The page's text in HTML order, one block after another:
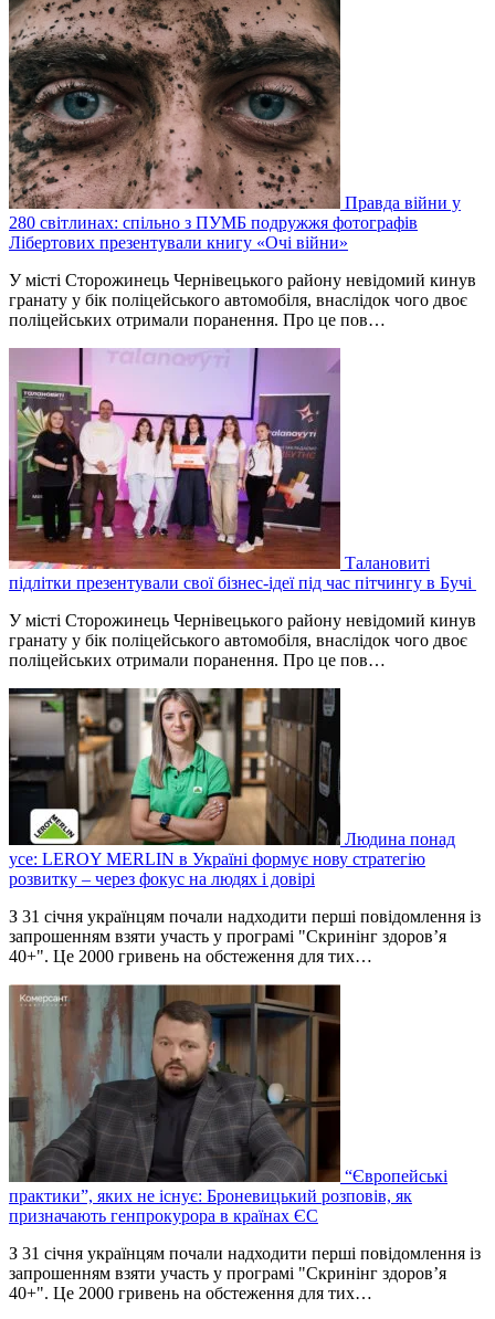
Правда війни у
280 світлинах: спільно з ПУМБ подружжя фотографів
Лібертових презентували книгу «Очі війни»
У місті Сторожинець Чернівецького району невідомий кинув
гранату у бік поліцейського автомобіля, внаслідок чого двоє
поліцейських отримали поранення. Про це пов…
Талановиті
підлітки презентували свої бізнес-ідеї під час пітчингу в Бучі
У місті Сторожинець Чернівецького району невідомий кинув
гранату у бік поліцейського автомобіля, внаслідок чого двоє
поліцейських отримали поранення. Про це пов…
Людина понад
усе: LEROY MERLIN в Україні формує нову стратегію
розвитку – через фокус на людях і довірі
З 31 січня українцям почали надходити перші повідомлення із
запрошенням взяти участь у програмі "Скринінг здоров’я
40+". Це 2000 гривень на обстеження для тих…
“Європейські
практики”, яких не існує: Броневицький розповів, як
призначають генпрокурора в країнах ЄС
З 31 січня українцям почали надходити перші повідомлення із
запрошенням взяти участь у програмі "Скринінг здоров’я
40+". Це 2000 гривень на обстеження для тих…